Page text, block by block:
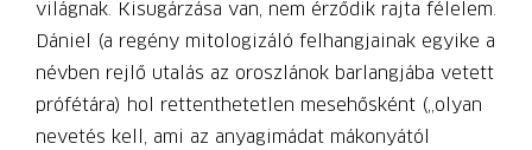
világnak. Kisugárzása van, nem érződik rajta félelem.
Dániel (a regény mitologizáló felhangjainak egyike a
névben rejlő utalás az oroszlánok barlangjába vetett
prófétára) hol rettenthetetlen mesehősként („olyan
nevetés kell, ami az anyagimádat mákonyától